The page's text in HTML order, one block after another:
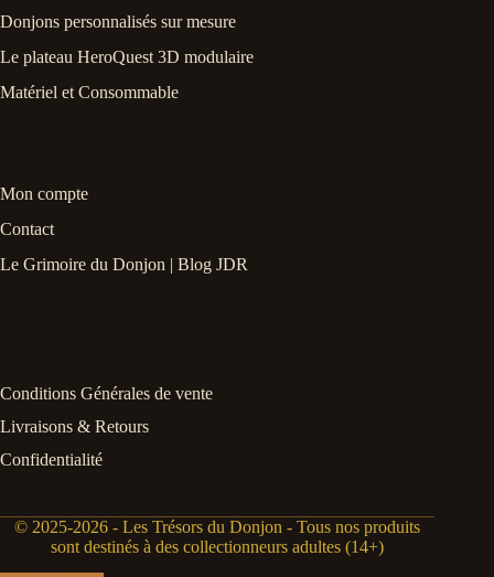
Donjons personnalisés sur mesure
Le plateau HeroQuest 3D modulaire
Matériel et Consommable
Mon compte
Contact
Le Grimoire du Donjon | Blog JDR
Conditions Générales de vente
Livraisons & Retours
Confidentialité
© 2025-2026 - Les Trésors du Donjon - Tous nos produits
sont destinés à des collectionneurs adultes (14+)